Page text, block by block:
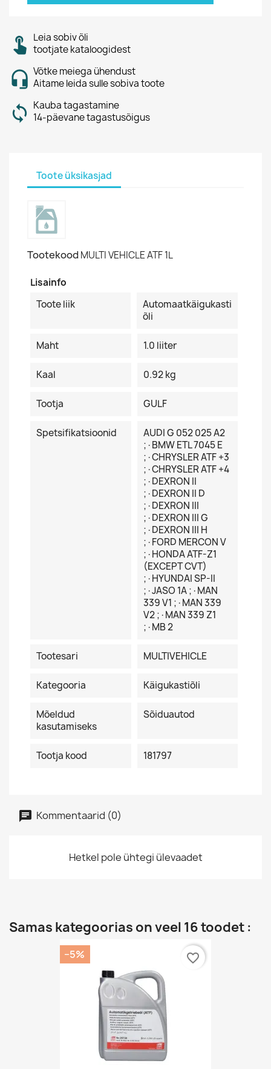
Leia sobiv õli
tootjate kataloogidest
Võtke meiega ühendust
Aitame leida sulle sobiva toote
Kauba tagastamine
14-päevane tagastusõigus
Toote üksikasjad
Tootekood MULTI VEHICLE ATF 1L
Lisainfo
Toote liik
Automaatkäigukasti
õli
Maht 1.0 liiter
Kaal 0.92 kg
Tootja GULF
Spetsifikatsioonid
AUDI G 052 025 A2
;·BMW ETL 7045 E
;·CHRYSLER ATF +3
;·CHRYSLER ATF +4
;·DEXRON II
;·DEXRON II D
;·DEXRON III
;·DEXRON III G
;·DEXRON III H
;·FORD MERCON V
;·HONDA ATF-Z1
(EXCEPT CVT)
;·HYUNDAI SP-II
;·JASO 1A ;·MAN
339 V1 ;·MAN 339
V2 ;·MAN 339 Z1
;·MB 2
Tootesari MULTIVEHICLE
Kategooria Käigukastiõli
Mõeldud
kasutamiseks
Sõiduautod
Tootja kood 181797
Kommentaarid (0)
Hetkel pole ühtegi ülevaadet
Samas kategoorias on veel 16 toodet :
−5% favorite_border